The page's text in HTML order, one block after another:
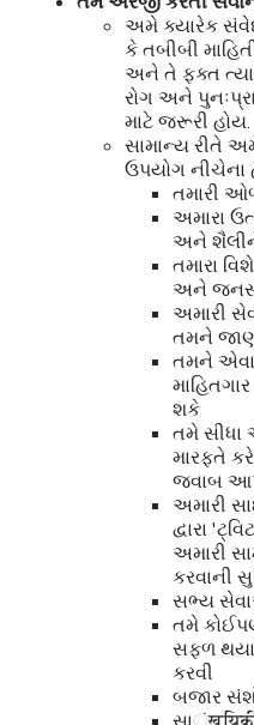
અમે ક્યારેક
કે તબીબી
અને તે ફક્ત
રોગ અને
માટે જરૂરી હોય.
સામાન્ય રીતે
ઉપયોગ
તમારી
અમારા
અને શૈલીને
તમારા
અને
અમારી
તમને
તમને
શકે
તમે સીધા
મારફતે
જવાબ
અમારી
દ્વારા
અમારી
કરવાની
સભ્ય
તમે
સફળ
કરવી
બજાર